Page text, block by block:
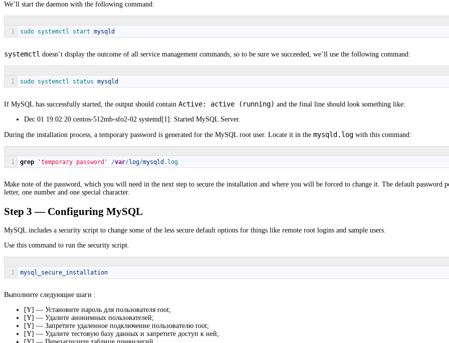
We’ll start the daemon with the following command:
1 sudo systemctl start mysqld
systemctl doesn’t display the outcome of all service management commands, so to be sure we succeeded, we’ll use the following command:
1 sudo systemctl status mysqld
If MySQL has successfully started, the output should contain Active: active (running) and the final line should look something like:
Dec 01 19:02:20 centos-512mb-sfo2-02 systemd[1]: Started MySQL Server.
During the installation process, a temporary password is generated for the MySQL root user. Locate it in the mysqld.log with this command:
1 grep 'temporary password' /var/log/mysqld .log
Make note of the password, which you will need in the next step to secure the installation and where you will be forced to change it. The default password
letter, one number and one special character.
Step 3 — Configuring MySQL
MySQL includes a security script to change some of the less secure default options for things like remote root logins and sample users.
Use this command to run the security script.
1 mysql_secure_installation
Выполните следующие шаги :
[Y] — Установите пароль для пользователя root;
[Y] — Удалите анонимных пользователей;
[Y] — Запретите удаленное подключение пользователю root;
[Y] — Удалите тестовую базу данных и запретите доступ к ней;